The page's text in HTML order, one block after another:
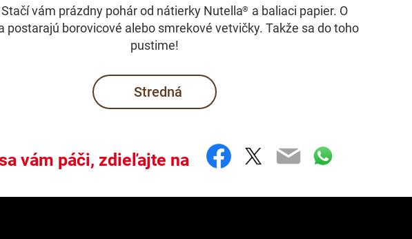
vám prázdny pohár od nátierky Nutella® a baliaci papier. O
postarajú borovicové alebo smrekové vetvičky. Takže sa do toho
pustime!
Stredná
vám páči, zdieľajte na Facebook
Twitter
EmailWhatsApp